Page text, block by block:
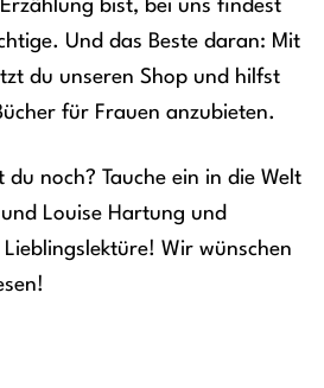
bist, bei uns findest
Und das Beste daran: Mit
du unseren Shop und hilfst
für Frauen anzubieten.
noch? Tauche ein in die Welt
Louise Hartung und
Wir wünschen